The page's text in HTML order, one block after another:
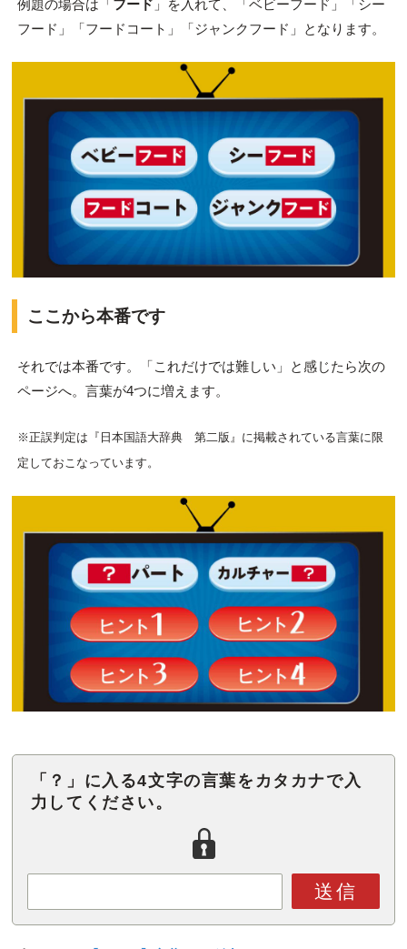
例題の場合は「フード 」を入れて、「ベビーフード」「シー
フード」「フードコート」「ジャンクフード」となります。
ここから本番です
それでは本番です。「これだけでは難しい」と感じたら次の
ページへ。言葉が4つに増えます。
※正誤判定は『日本国語大辞典 第二版』に掲載されている言葉に限
定しておこなっています。
「？」に入る4文字の言葉をカタカナで入
力してください。
送信